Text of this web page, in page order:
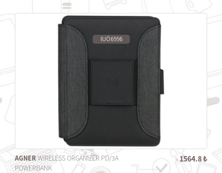
İUÖ6996
AGNERWIRELESS ORGANİZER PD/3A
POWERBANK
1564.8 ₺